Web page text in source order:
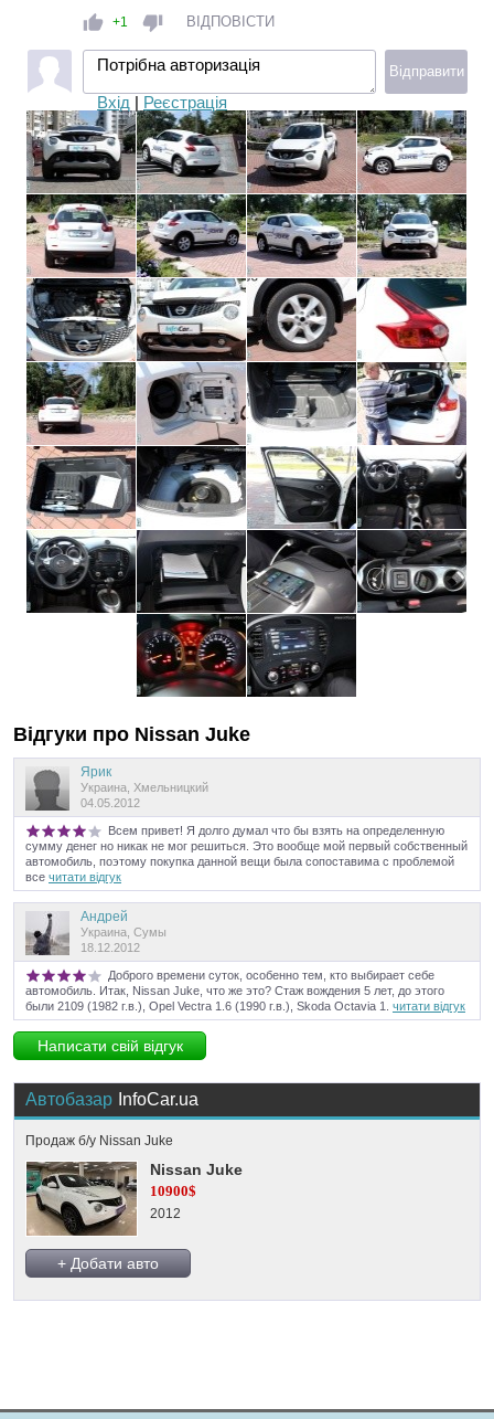
+1 ВІДПОВІСТИ
Потрібна авторизація
Вхід | Реєстрація
Відправити
Відгуки про Nissan Juke
Ярик
Украина, Хмельницкий
04.05.2012
Всем привет! Я долго думал что бы взять на определенную
сумму денег но никак не мог решиться. Это вообще мой первый собственный
автомобиль, поэтому покупка данной вещи была сопоставима с проблемой
все читати відгук
Андрей
Украина, Сумы
18.12.2012
Доброго времени суток, особенно тем, кто выбирает себе
автомобиль. Итак, Nissan Juke, что же это? Стаж вождения 5 лет, до этого
были 2109 (1982 г.в.), Opel Vectra 1.6 (1990 г.в.), Skoda Octavia 1. читати відгук
Написати свій відгук
Автобазар InfoCar.ua
Продаж б/у Nissan Juke
Nissan Juke
10900$
2012
+ Добати авто